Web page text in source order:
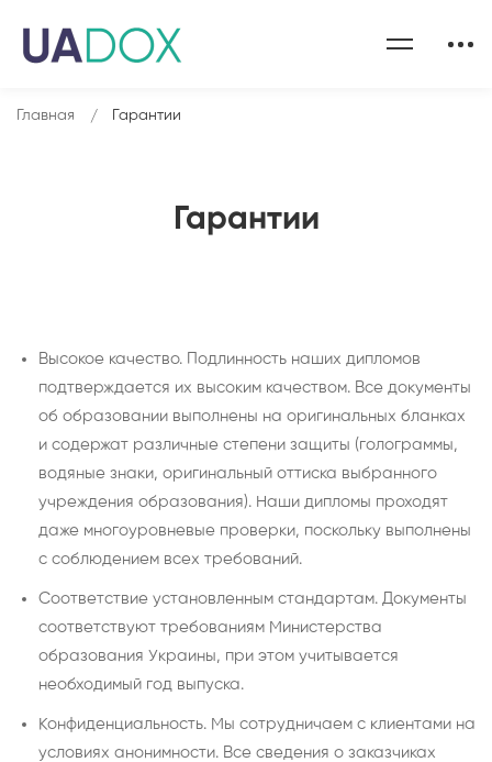
Гарантии
Главная Гарантии
Высокое качество. Подлинность наших дипломов
подтверждается их высоким качеством. Все документы
об образовании выполнены на оригинальных бланках
и содержат различные степени защиты (голограммы,
водяные знаки, оригинальный оттиска выбранного
учреждения образования). Наши дипломы проходят
даже многоуровневые проверки, поскольку выполнены
с соблюдением всех требований.
Соответствие установленным стандартам. Документы
соответствуют требованиям Министерства
образования Украины, при этом учитывается
необходимый год выпуска.
Конфиденциальность. Мы сотрудничаем с клиентами на
условиях анонимности. Все сведения о заказчиках